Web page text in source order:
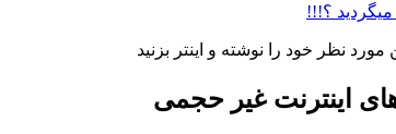
میگردید ؟!!!
مورد نظر خود را نوشته و اینتر بزنید
اینترنت غیر حجمی